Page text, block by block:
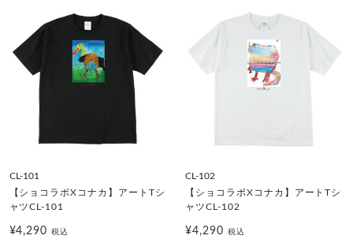
CL-101
【ショコラボXコナカ】アートTシ
ャツCL-101
¥4,290税込
CL-102
【ショコラボXコナカ】アートTシ
ャツCL-102
¥4,290 税込